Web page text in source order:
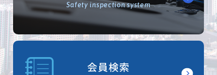
Safety inspection system
会員検索